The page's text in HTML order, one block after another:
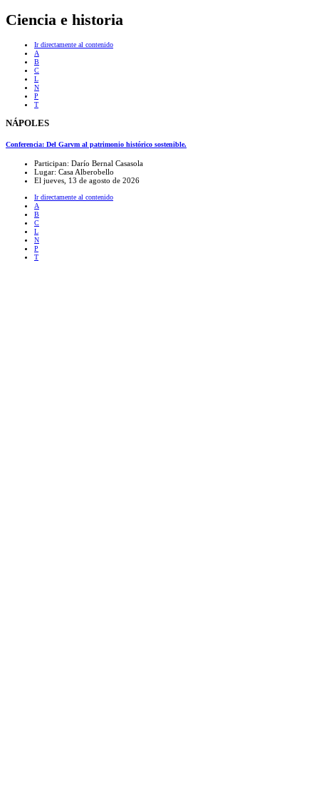
Ciencia e historia
Ir directamente al contenido
A
B
C
L
N
P
T
NÁPOLES
Conferencia: Del Garvm al patrimonio histórico sostenible.
Participan: Darío Bernal Casasola
Lugar: Casa Alberobello
El jueves, 13 de agosto de 2026
Ir directamente al contenido
A
B
C
L
N
P
T